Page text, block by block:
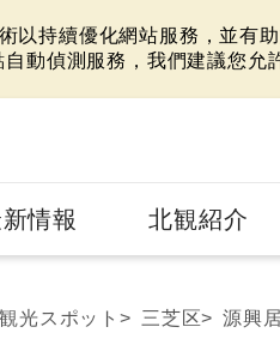
以持續優化網站服務，並有
動偵測服務，我們建議您允
情報 北観紹介
光スポット 三芝区 源興